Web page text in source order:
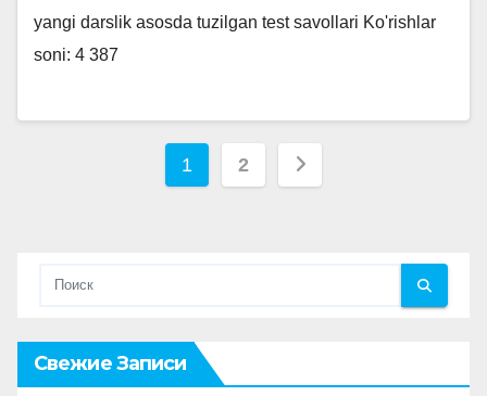
yangi darslik asosda tuzilgan test savollari Ko'rishlar
soni: 4 387
Пагинация
1 2
Свежие Записи